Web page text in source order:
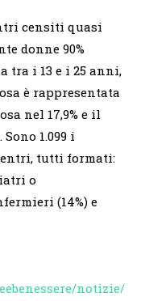
censiti quasi
donne 90%
tra i 13 e i 25 anni,
è rappresentata
nel 17,9% e il
1.099 i
tutti formati:
o
(14%) e
notizie/